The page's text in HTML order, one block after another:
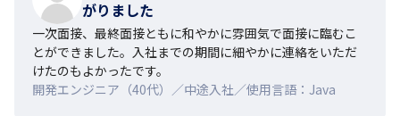
がりました
一次面接、最終面接ともに和やかに雰囲気で面接に臨むこ
とができました。入社までの期間に細やかに連絡をいただ
けたのもよかったです。
開発エンジニア（40代）／中途入社／使用言語：Java